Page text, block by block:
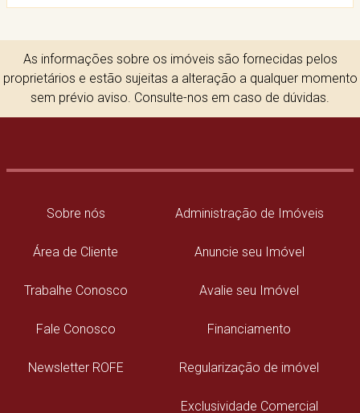
As informações sobre os imóveis são fornecidas pelos
proprietários e estão sujeitas a alteração a qualquer momento
sem prévio aviso. Consulte-nos em caso de dúvidas.
Sobre nós
Área de Cliente
Trabalhe Conosco
Fale Conosco
Newsletter ROFE
Administração de Imóveis
Anuncie seu Imóvel
Avalie seu Imóvel
Financiamento
Regularização de imóvel
Exclusividade Comercial